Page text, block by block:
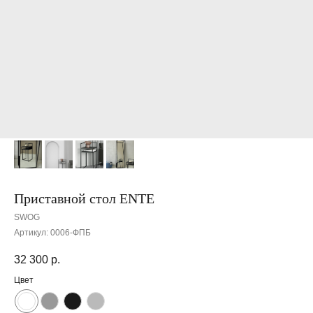
Приставной стол ENTE
SWOG
Артикул: 0006-ФПБ
32 300 р.
Цвет